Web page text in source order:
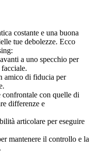
costante e una buona
tue debolezze. Ecco
a uno specchio per
amico di fiducia per
confrontale con quelle di
differenze e
articolare per eseguire
mantenere il controllo e la